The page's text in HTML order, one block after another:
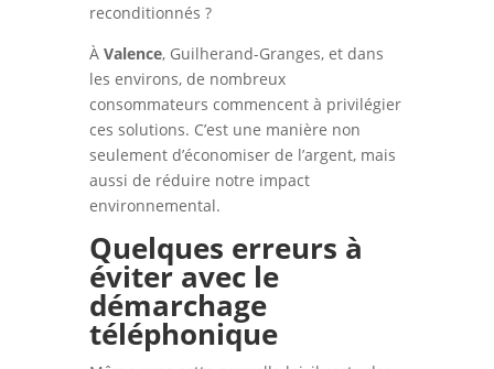
reconditionnés ?
À Valence, Guilherand-Granges, et dans
les environs, de nombreux
consommateurs commencent à privilégier
ces solutions. C’est une manière non
seulement d’économiser de l’argent, mais
aussi de réduire notre impact
environnemental.
Quelques erreurs à
éviter avec le
démarchage
téléphonique